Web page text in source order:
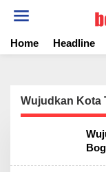
t
Home Headline
Wujudkan Kota